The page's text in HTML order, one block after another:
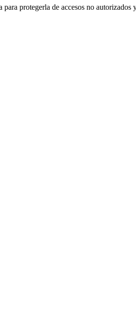
protegerla de accesos no autorizados